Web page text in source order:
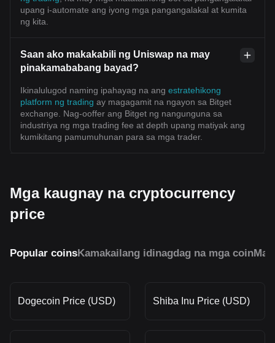
upang i-automate ang iyong mga pangangalakal at kumita
ng kita.
Saan ako makakabili ng Uniswap na may
pinakamababang bayad?
Ikinalulugod naming ipahayag na ang estratehikong
platform ng trading ay magagamit na ngayon sa Bitget
exchange. Nag-ooffer ang Bitget ng nangunguna sa
industriya ng mga trading fee at depth upang matiyak ang
kumikitang pamumuhunan para sa mga trader.
Mga kaugnay na cryptocurrency
price
Popular coinsKamakailang idinagdag na mga coin
Dogecoin Price (USD) Shiba Inu Price (USD)